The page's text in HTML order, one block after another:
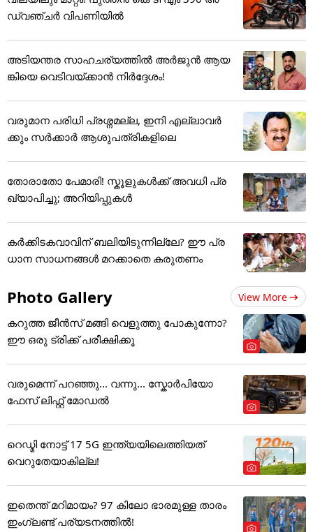
ഡ്വഞ്ചർ വിപണിയിൽ
അടിയന്തര സാഹചര്യത്തിൽ അർജുൻ ആയ
ങ്കിയെ വെടിവയ്ക്കാൻ നിർദ്ദേശം!
വരുമാന പരിധി പ്രശ്നമല്ല, ഇനി എല്ലാവർ
ക്കും സർക്കാർ ആശുപത്രികളിലെ
തോരാതോ പേമാരി! സ്കൂളുകൾക്ക് അവധി പ്ര
ഖ്യാപിച്ചു; അറിയിപ്പുകൾ
കർക്കിടകവാവിന് ബലിയിടുന്നില്ലേ? ഈ പ്ര
ധാന സാധനങ്ങൾ മറക്കാതെ കരുതണം
Photo Gallery View More
കറുത്ത ജീൻസ് മങ്ങി വെളുത്തു പോകുന്നോ?
ഈ ഒരു ട്രിക്ക് പരീക്ഷിക്കൂ
വരുമെന്ന് പറഞ്ഞു... വന്നു... സ്കോർപിയോ
ഫേസ് ലിഫ്റ്റ് മോഡൽ
റെഡ്മി നോട്ട് 17 5G ഇന്ത്യയിലെത്തിയത്
വെറുതേയാകില്ല!
ഇതെന്ത് മറിമായം? 97 കിലോ ഭാരമുള്ള താരം
ഇംഗ്ലണ്ട് പര്യടനത്തില്‍!